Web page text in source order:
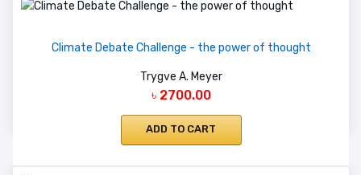
Climate Debate Challenge - the power of thought
Trygve A. Meyer
৳ 2700.00
ADD TO CART